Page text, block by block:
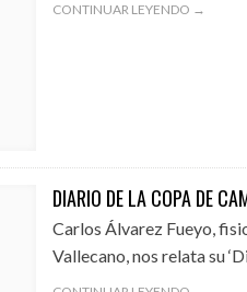
CONTINUAR LEYENDO →
DIARIO DE LA COPA DE
Carlos Álvarez Fueyo,
Vallecano, nos relata su